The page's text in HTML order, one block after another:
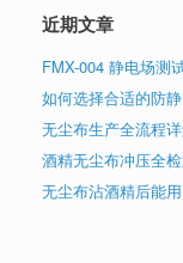
近期文章
FMX-004 静电场测
如何选择合适的防
无尘布生产全流程
酒精无尘布冲压全
无尘布沾酒精后能